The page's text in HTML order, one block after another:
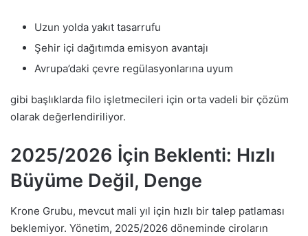
Uzun yolda yakıt tasarrufu
Şehir içi dağıtımda emisyon avantajı
Avrupa’daki çevre regülasyonlarına uyum
gibi başlıklarda filo işletmecileri için orta vadeli bir çözüm
olarak değerlendiriliyor.
2025/2026 İçin Beklenti: Hızlı
Büyüme Değil, Denge
Krone Grubu, mevcut mali yıl için hızlı bir talep patlaması
beklemiyor. Yönetim, 2025/2026 döneminde ciroların